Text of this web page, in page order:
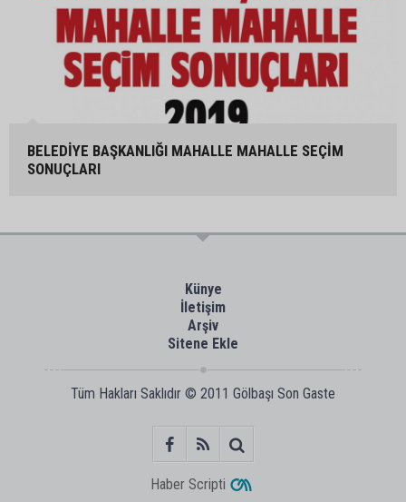
BELEDİYE BAŞKANLIĞI MAHALLE MAHALLE SEÇİM
SONUÇLARI
Künye
İletişim
Arşiv
Sitene Ekle
Tüm Hakları Saklıdır © 2011 Gölbaşı Son Gaste
Haber Scripti